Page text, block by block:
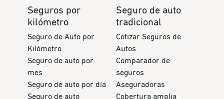
Seguros por
kilómetro
Seguro de Auto por
Kilómetro
Seguro de auto por
mes
Seguro de auto por día
Seguro de auto
Seguro de auto
tradicional
Cotizar Seguros de
Autos
Comparador de
seguros
Aseguradoras
Cobertura amplia